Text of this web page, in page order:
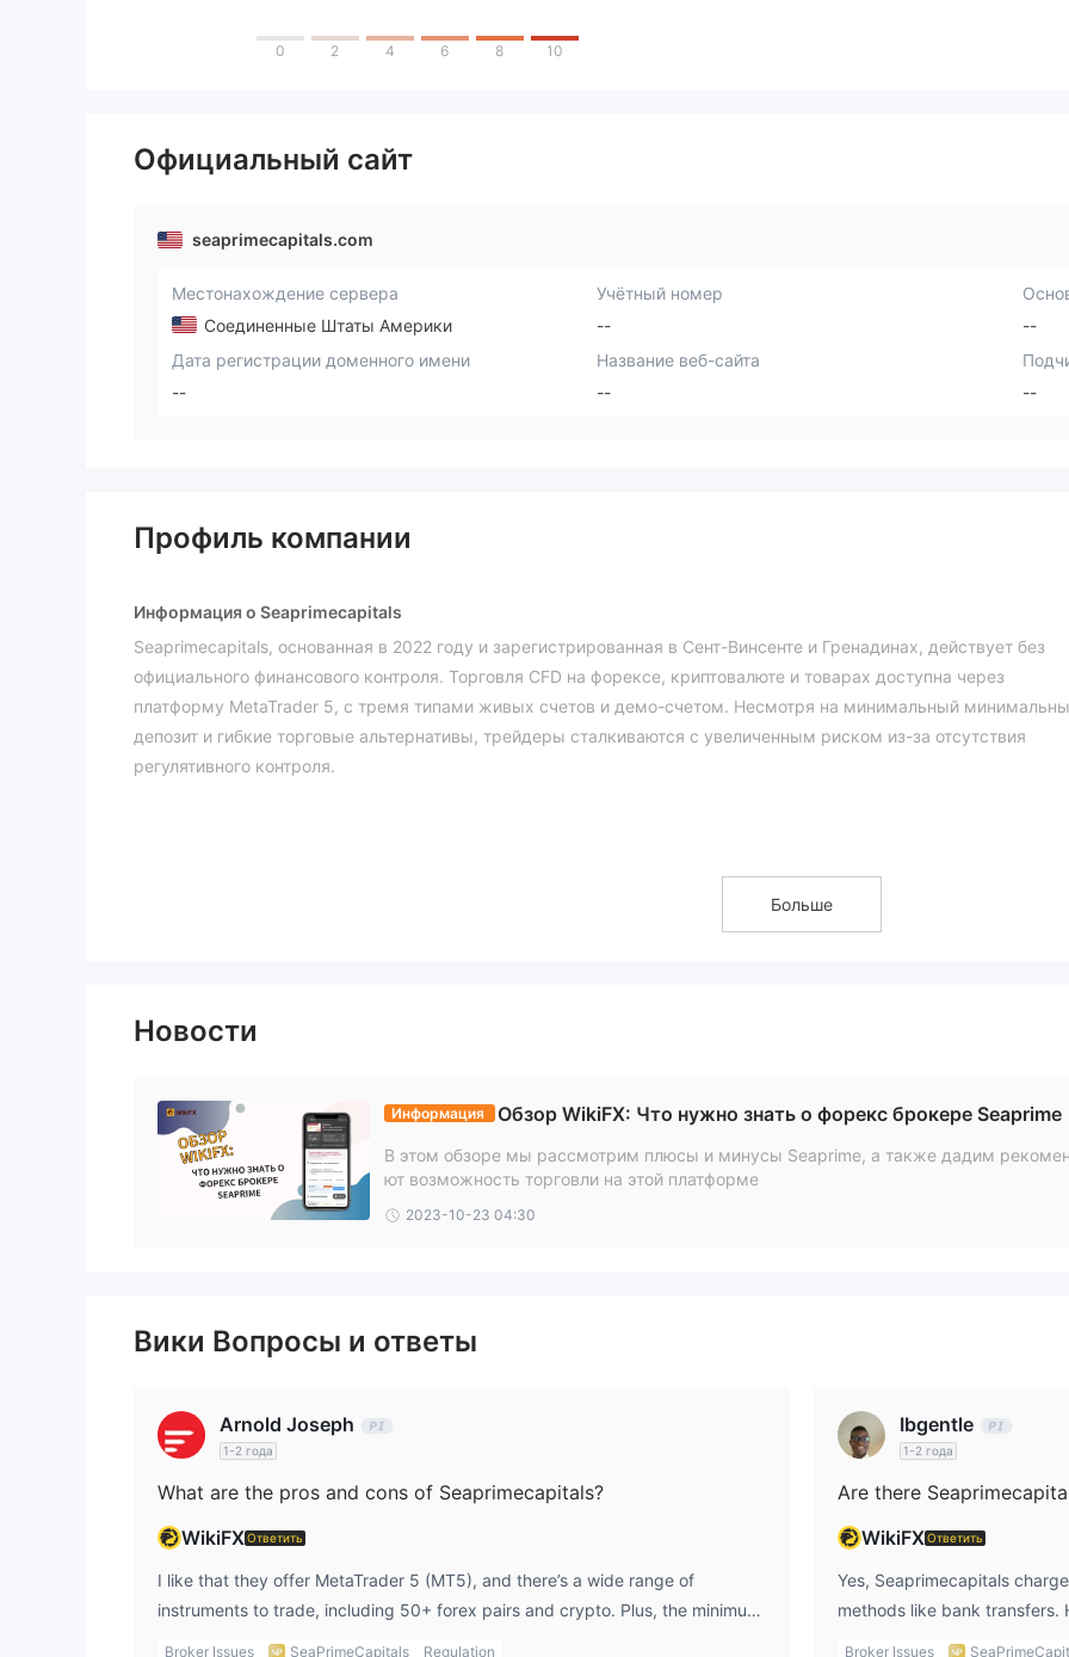
0 2 4 6 8 10
Официальный сайт
seaprimecapitals.com
Местонахождение сервера
Соединенные Штаты Америки
Учётный номер
--
--
Дата регистрации доменного имени
--
Название веб-сайта
--
--
Профиль компании
Информация о Seaprimecapitals
Seaprimecapitals, основанная в 2022 году и зарегистрированная в Сент-Винсенте и Гренадинах, действует без
официального финансового контроля. Торговля CFD на форексе, криптовалюте и товарах доступна через
платформу MetaTrader 5, с тремя типами живых счетов и демо-счетом. Несмотря на минимальный
депозит и гибкие торговые альтернативы, трейдеры сталкиваются с увеличенным риском из-за отсутствия
регулятивного контроля.
Винсенте и Гренадинах, в этой стране отсутствует признанное финансовое учреждение для мониторинга
криптовалют и множество важных товаров, таких как золото, серебро и нефть.
Типы Счетов
Seaprimecapitals предлагает три типа реальных счетов:
для практики. Не упоминается о предоставлении безсвоповых (исламских) счетов. Счет Микро предназначен
Плечо
трейдерам следует проявлять осторожность.
Комиссии Seaprimecapitals
счетах Стандартный и Премиум.
Больше
Новости
Информация Обзор WikiFX: Что нужно знать о форекс брокере Seaprime
В этом обзоре мы рассмотрим плюсы и минусы Seaprime, а также дадим
ют возможность торговли на этой платформе
2023-10-23 04:30
Вики Вопросы и ответы
Arnold Joseph
1-2 года
What are the pros and cons of Seaprimecapitals?
WikiFXОтветить
I like that they offer MetaTrader 5 (MT5), and there’s a wide range of
instruments to trade, including 50+ forex pairs and crypto. Plus, the minimum
deposit is just $10, making it very accessible. However, I’m concerned about
Broker Issues SeaPrimeCapitals Regulation
Ibgentle
1-2 года
Are there
WikiFXОтветить
Yes, Seaprimecapitals
methods like bank transfers.
Visa may have no
Broker Issues